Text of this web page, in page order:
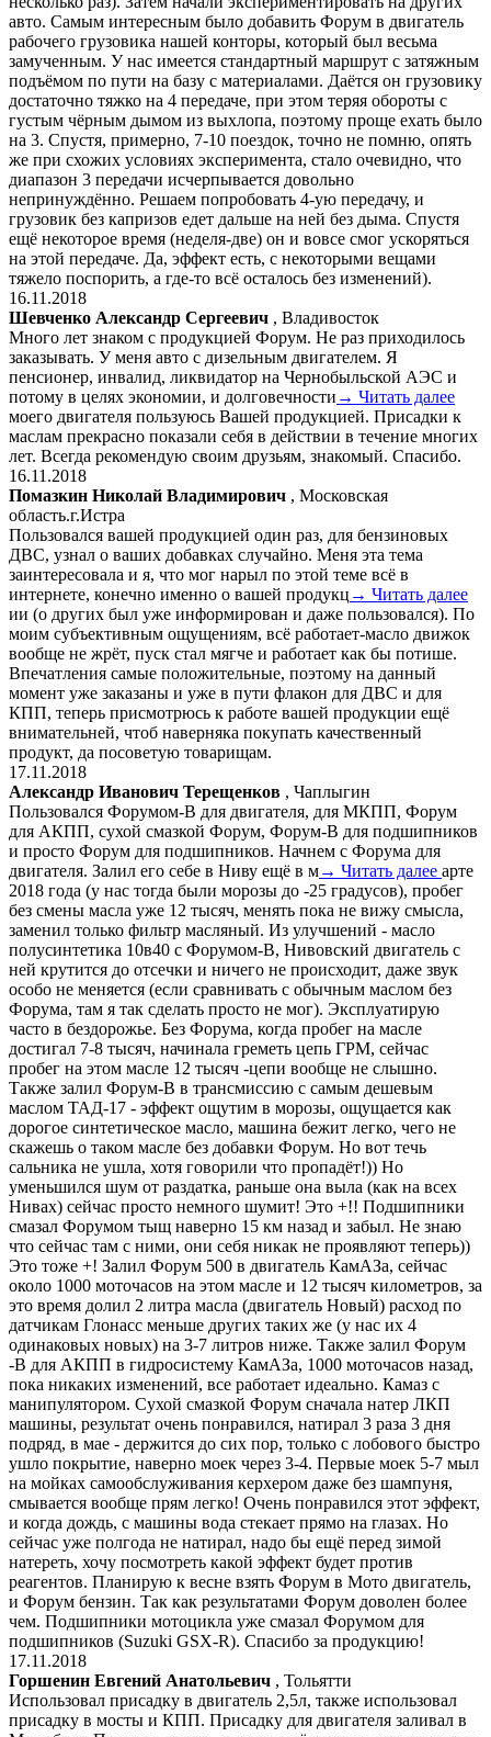
авто. Самым интересным было добавить Форум в двигатель
рабочего грузовика нашей конторы, который был весьма
замученным. У нас имеется стандартный маршрут с затяжным
подъёмом по пути на базу с материалами. Даётся он грузовику
достаточно тяжко на 4 передаче, при этом теряя обороты с
густым чёрным дымом из выхлопа, поэтому проще ехать было
на 3. Спустя, примерно, 7-10 поездок, точно не помню, опять
же при схожих условиях эксперимента, стало очевидно, что
диапазон 3 передачи исчерпывается довольно
непринуждённо. Решаем попробовать 4-ую передачу, и
грузовик без капризов едет дальше на ней без дыма. Спустя
ещё некоторое время (неделя-две) он и вовсе смог ускоряться
на этой передаче. Да, эффект есть, с некоторыми вещами
тяжело поспорить, а где-то всё осталось без изменений).
16.11.2018
Шевченко Александр Сергеевич , Владивосток
Много лет знаком с продукцией Форум. Не раз приходилось
заказывать. У меня авто с дизельным двигателем. Я
пенсионер, инвалид, ликвидатор на Чернобыльской АЭС и
потому в целях экономии, и долговечности → Читать далее
моего двигателя пользуюсь Вашей продукцией. Присадки к
маслам прекрасно показали себя в действии в течение многих
лет. Всегда рекомендую своим друзьям, знакомый. Спасибо.
16.11.2018
Помазкин Николай Владимирович , Московская
область.г.Истра
Пользовался вашей продукцией один раз, для бензиновых
ДВС, узнал о ваших добавках случайно. Меня эта тема
заинтересовала и я, что мог нарыл по этой теме всё в
интернете, конечно именно о вашей продукц → Читать далее
ии (о других был уже информирован и даже пользовался). По
моим субъективным ощущениям, всё работает-масло движок
вообще не жрёт, пуск стал мягче и работает как бы потише.
Впечатления самые положительные, поэтому на данный
момент уже заказаны и уже в пути флакон для ДВС и для
КПП, теперь присмотрюсь к работе вашей продукции ещё
внимательней, чтоб наверняка покупать качественный
продукт, да посоветую товарищам.
17.11.2018
Александр Иванович Терещенков , Чаплыгин
Пользовался Форумом-В для двигателя, для МКПП, Форум
для АКПП, сухой смазкой Форум, Форум-В для подшипников
и просто Форум для подшипников. Начнем с Форума для
двигателя. Залил его себе в Ниву ещё в м→ Читать далее арте
2018 года (у нас тогда были морозы до -25 градусов), пробег
без смены масла уже 12 тысяч, менять пока не вижу смысла,
заменил только фильтр масляный. Из улучшений - масло
полусинтетика 10в40 с Форумом-В, Нивовский двигатель с
ней крутится до отсечки и ничего не происходит, даже звук
особо не меняется (если сравнивать с обычным маслом без
Форума, там я так сделать просто не мог). Эксплуатирую
часто в бездорожье. Без Форума, когда пробег на масле
достигал 7-8 тысяч, начинала греметь цепь ГРМ, сейчас
пробег на этом масле 12 тысяч -цепи вообще не слышно.
Также залил Форум-В в трансмиссию с самым дешевым
маслом ТАД-17 - эффект ощутим в морозы, ощущается как
дорогое синтетическое масло, машина бежит легко, чего не
скажешь о таком масле без добавки Форум. Но вот течь
сальника не ушла, хотя говорили что пропадёт!)) Но
уменьшился шум от раздатка, раньше она выла (как на всех
Нивах) сейчас просто немного шумит! Это +!! Подшипники
смазал Форумом тыщ наверно 15 км назад и забыл. Не знаю
что сейчас там с ними, они себя никак не проявляют теперь))
Это тоже +! Залил Форум 500 в двигатель КамАЗа, сейчас
около 1000 моточасов на этом масле и 12 тысяч километров, за
это время долил 2 литра масла (двигатель Новый) расход по
датчикам Глонасс меньше других таких же (у нас их 4
одинаковых новых) на 3-7 литров ниже. Также залил Форум
-В для АКПП в гидросистему КамАЗа, 1000 моточасов назад,
пока никаких изменений, все работает идеально. Камаз с
манипулятором. Сухой смазкой Форум сначала натер ЛКП
машины, результат очень понравился, натирал 3 раза 3 дня
подряд, в мае - держится до сих пор, только с лобового быстро
ушло покрытие, наверно моек через 3-4. Первые моек 5-7 мыл
на мойках самообслуживания керхером даже без шампуня,
смывается вообще прям легко! Очень понравился этот эффект,
и когда дождь, с машины вода стекает прямо на глазах. Но
сейчас уже полгода не натирал, надо бы ещё перед зимой
натереть, хочу посмотреть какой эффект будет против
реагентов. Планирую к весне взять Форум в Мото двигатель,
и Форум бензин. Так как результатами Форум доволен более
чем. Подшипники мотоцикла уже смазал Форумом для
подшипников (Suzuki GSX-R). Спасибо за продукцию!
17.11.2018
Горшенин Евгений Анатольевич , Тольятти
Использовал присадку в двигатель 2,5л, также использовал
присадку в мосты и КПП. Присадку для двигателя заливал в